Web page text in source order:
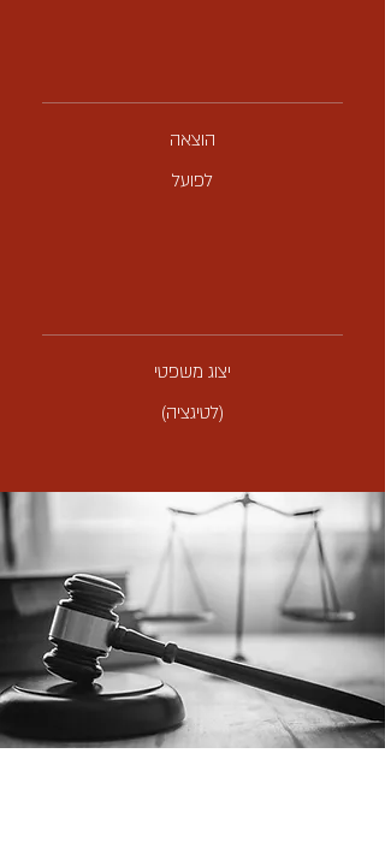
הוצאה
לפועל
יצוג משפטי
(לטיגציה)